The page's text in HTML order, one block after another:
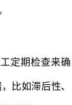
定期检查来确
比如滞后性、